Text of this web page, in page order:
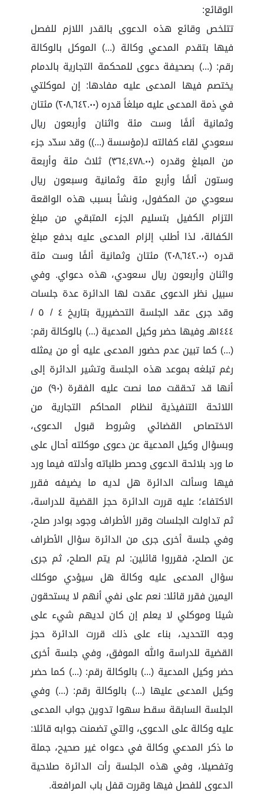
الوقائع:
تتلخص وقائع هذه الدعوى بالقدر اللازم للفصل
فيها بتقدم المدعي وكالة (...) الموكل بالوكالة
رقم: (...) بصحيفة دعوى للمحكمة التجارية بالدمام
يختصم فيها المدعى عليه مفادها: إن لموكلتي
في ذمة المدعى عليه مبلغاً قدره (٢٠٨,٦٤٢.٠٠) مئتان
وثمانية ألفًا وست مئة واثنان وأربعون ريال
سعودي لقاء كفالته لـ(مؤسسة (...)) وقد سدّد جزء
من المبلغ وقدره (٣٦٤,٤٧٨.٠٠) ثلاث مئة وأربعة
وستون ألفًا وأربع مئة وثمانية وسبعون ريال
سعودي من المكفول، ونشأ بسبب هذه الواقعة
التزام الكفيل بتسليم الجزء المتبقي من مبلغ
الكفالة، لذا أطلب إلزام المدعى عليه بدفع مبلغ
قدره (٢٠٨,٦٤٢.٠٠) مئتان وثمانية ألفًا وست مئة
واثنان وأربعون ريال سعودي، هذه دعواي. وفي
سبيل نظر الدعوى عقدت لها الدائرة عدة جلسات
وقد جرى عقد الجلسة التحضيرية بتاريخ ٤ / ٥ /
١٤٤٤هـ وفيها حضر وكيل المدعية (...) بالوكالة رقم:
(...) كما تبين عدم حضور المدعى عليه أو من يمثله
رغم تبلغه بموعد هذه الجلسة وتشير الدائرة إلى
أنها قد تحققت مما نصت عليه الفقرة (٩٠) من
اللائحة التنفيذية لنظام المحاكم التجارية من
الاختصاص القضائي وشروط قبول الدعوى،
وبسؤال وكيل المدعية عن دعوى موكلته أحال على
ما ورد بلائحة الدعوى وحصر طلباته وأدلته فيما ورد
فيها وسألت الدائرة هل لديه ما يضيفه فقرر
الاكتفاء؛ عليه قررت الدائرة حجز القضية للدراسة،
ثم تداولت الجلسات وقرر الأطراف وجود بوادر صلح،
وفي جلسة أخرى جرى من الدائرة سؤال الأطراف
عن الصلح، فقرروا قائلين: لم يتم الصلح، ثم جرى
سؤال المدعى عليه وكالة هل سيؤدي موكلك
اليمين فقرر قائلا: نعم على نفي أنهم لا يستحقون
شيئا وموكلي لا يعلم إن كان لديهم شيء على
وجه التحديد، بناء على ذلك قررت الدائرة حجز
القضية للدراسة والله الموفق، وفي جلسة أخرى
حضر وكيل المدعية (...) بالوكالة رقم: (...) كما حضر
وكيل المدعى عليها (...) بالوكالة رقم: (...) وفي
الجلسة السابقة سقط سهوا تدوين جواب المدعى
عليه وكالة على الدعوى، والتي تضمنت جوابه قائلا:
ما ذكر المدعي وكالة في دعواه غير صحيح، جملة
وتفصيلا، وفي هذه الجلسة رأت الدائرة صلاحية
الدعوى للفصل فيها وقررت قفل باب المرافعة.